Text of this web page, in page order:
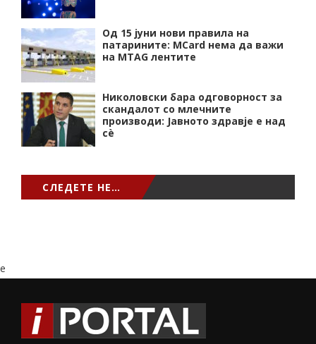
Од 15 јуни нови правила на
патарините: MCard нема да важи
на MTAG лентите
Николовски бара одговорност за
скандалот со млечните
производи: Јавното здравје е над
сѐ
СЛЕДЕТЕ НЕ…
e